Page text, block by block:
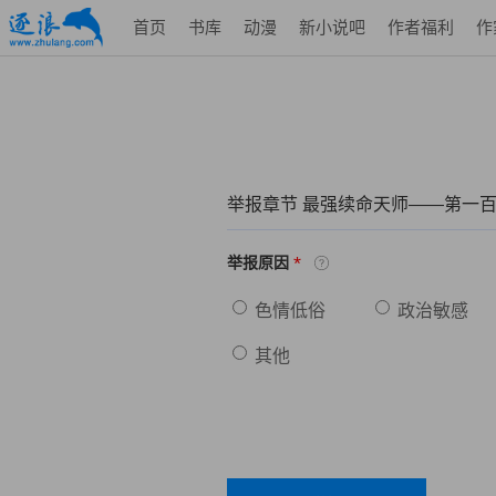
首页 书库 动漫 新小说吧 作者福利 作
举报章节 最强续命天师——第一
举报原因 *
色情低俗 政治敏感
其他